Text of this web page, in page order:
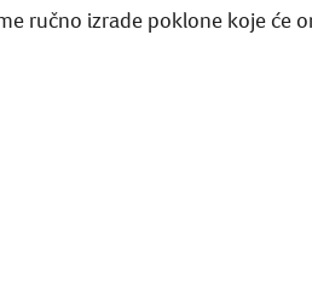
ručno izrade poklone koje će